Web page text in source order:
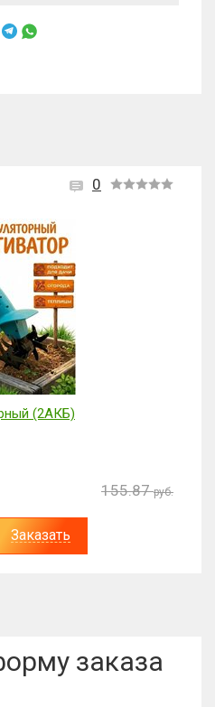
0
(2АКБ)
155.87 руб.
Заказать
заказа